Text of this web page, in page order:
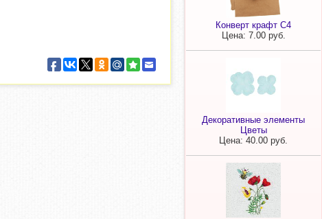
Конверт крафт С4
Цена: 7.00 руб.
Декоративные элементы
Цветы
Цена: 40.00 руб.